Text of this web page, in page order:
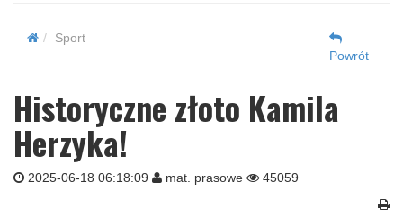
Sport
Powrót
Historyczne złoto Kamila
Herzyka!
2025-06-18 06:18:09 mat. prasowe 45059